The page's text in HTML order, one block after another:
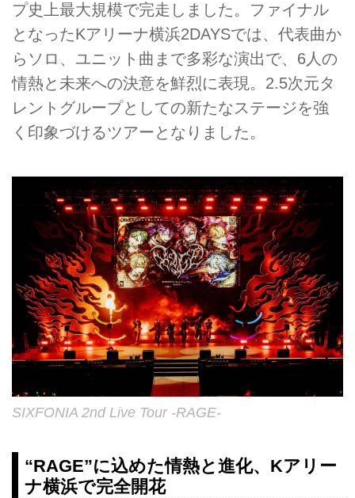
プ史上最大規模で完走しました。ファイナル
となったKアリーナ横浜2DAYSでは、代表曲か
らソロ、ユニット曲まで多彩な演出で、6人の
情熱と未来への決意を鮮烈に表現。2.5次元タ
レントグループとしての新たなステージを強
く印象づけるツアーとなりました。
SIXFONIA 2nd Live Tour -RAGE-
“RAGE”に込めた情熱と進化、Kアリー
ナ横浜で完全開花